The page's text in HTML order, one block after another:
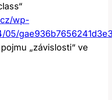
wp-
„závislosti“ ve